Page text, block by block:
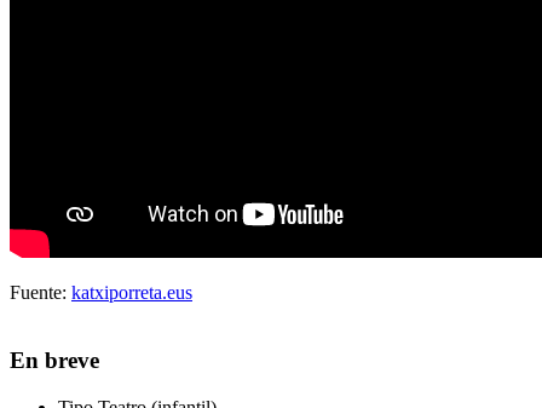
Fuente: katxiporreta.eus
En breve